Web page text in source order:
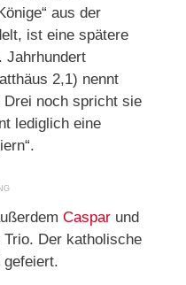
aus der
ist eine spätere
Jahrhundert
2,1) nennt
Drei noch spricht sie
lediglich eine
Caspar und
Der katholische
gefeiert.